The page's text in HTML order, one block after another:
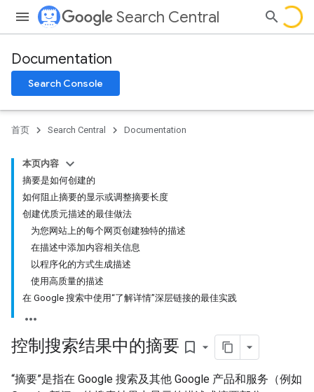
Search Central
Documentation
Search Console
首页 Search Central Documentation
本页内容
摘要是如何创建的
如何阻止摘要的显示或调整摘要长度
创建优质元描述的最佳做法
为您网站上的每个网页创建独特的描述
在描述中添加内容相关信息
以程序化的方式生成描述
使用高质量的描述
在 Google 搜索中使用“了解详情”深层链接的最佳实践
控制搜索结果中的摘要 bookmark_border
“摘要”是指在 Google 搜索及其他 Google 产品和服务（例如